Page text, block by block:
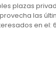
plazas
las
en el: